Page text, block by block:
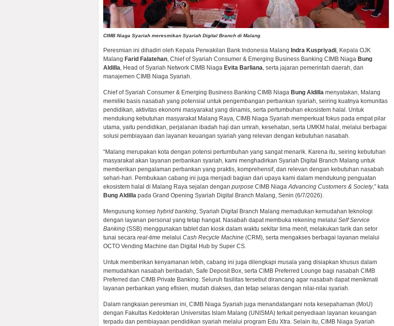
CIMB Niaga Syariah meresmikan Syariah Digital Branch di Malang
Peresmian ini dihadiri oleh Kepala Perwakilan Bank Indonesia Malang Indra Kuspriyadi, Kepala OJK
Malang Farid Falatehan, Chief of Syariah Consumer & Emerging Business Banking CIMB Niaga Bung
Aldilla, Head of Syariah Network CIMB Niaga Evita Barliana, serta jajaran pemerintah daerah, dan
manajemen CIMB Niaga Syariah.
Chief of Syariah Consumer & Emerging Business Banking CIMB Niaga Bung Aldilla menyatakan, Malang
memiliki basis nasabah yang potensial untuk pengembangan perbankan syariah, seiring kuatnya komunitas
pendidikan, aktivitas ekonomi masyarakat yang dinamis, serta pertumbuhan ekosistem halal. Untuk
mendukung kebutuhan masyarakat Malang Raya, CIMB Niaga Syariah memperkuat fokus pada empat pilar
utama, yaitu pendidikan, perjalanan ibadah haji dan umrah, kesehatan, serta UMKM halal, melalui berbagai
solusi pembiayaan dan layanan keuangan syariah yang relevan dengan kebutuhan nasabah.
“Malang merupakan kota dengan potensi pertumbuhan yang sangat menarik. Karena itu, seiring kebutuhan
masyarakat akan layanan perbankan syariah, kami menghadirkan Syariah Digital Branch Malang untuk
memberikan pengalaman perbankan yang praktis, komprehensif, dan relevan dengan kebutuhan nasabah
sehari-hari. Pembukaan cabang ini juga menjadi bagian dari upaya kami dalam mendukung penguatan
ekosistem halal di Malang Raya sejalan dengan purpose CIMB NiagaAdvancing Customers & Society,” kata
Bung Aldilla pada Grand Opening Syariah Digital Branch Malang, Senin (6/7/2026).
Mengusung konsep hybrid banking, Syariah Digital Branch Malang memadukan kemudahan teknologi
dengan layanan personal yang tetap hangat. Nasabah dapat membuka rekening melalui Self Service
Banking (SSB) menggunakan tablet dan kiosk dalam waktu sekitar lima menit, melakukan tarik dan setor
tunai secara real-time melalui Cash Recycle Machine (CRM), serta mengakses berbagai layanan melalui
OCTO Vending Machine dan Digital Hub by Super CS.
Untuk memberikan kenyamanan lebih, cabang ini juga dilengkapi musala yang disiapkan khusus dalam
memudahkan nasabah beribadah, Safe Deposit Box, serta CIMB Preferred Lounge bagi nasabah CIMB
Preferred dan CIMB Private Banking. Seluruh fasilitas tersebut dirancang agar nasabah dapat menikmati
layanan perbankan yang efisien, mudah diakses, dan tetap selaras dengan nilai-nilai syariah.
Dalam rangkaian peresmian ini, CIMB Niaga Syariah juga menandatangani nota kesepahaman (MoU)
dengan Fakultas Kedokteran Universitas Islam Malang (UNISMA) terkait penyediaan layanan keuangan
terpadu dan pembiayaan pendidikan syariah melalui program Edu Xtra. Selain itu, CIMB Niaga Syariah